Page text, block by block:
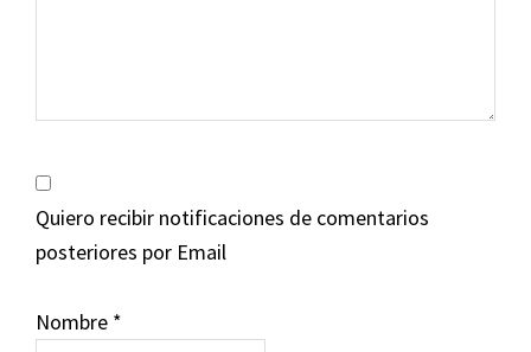
Quiero recibir notificaciones de comentarios
posteriores por Email
Nombre *